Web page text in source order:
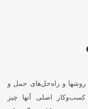
روشها و راه‌حل‌های حمل و
اصلی آنها چیز